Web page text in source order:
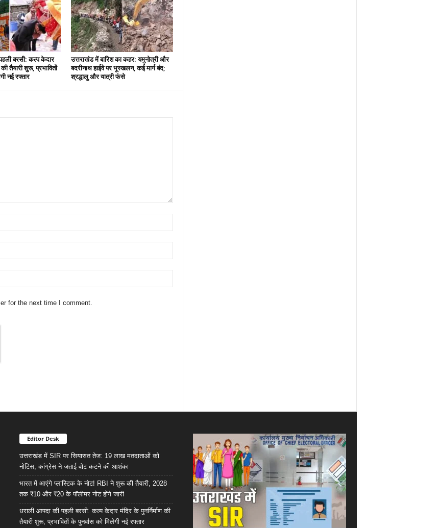
बरसी: कल्प केदार
की तैयारी शुरू, प्रभावितों
नई रफ्तार
उत्तराखंड में बारिश का कहर: यमुनोत्री और
बदरीनाथ हाईवे पर भूस्खलन, कई मार्ग बंद;
श्रद्धालु और यात्री फंसे
for the next time I comment.
Editor Desk
उत्तराखंड में SIR पर सियासत तेज: 19 लाख मतदाताओं को
नोटिस, कांग्रेस ने जताई वोट कटने की आशंका
भारत में आएंगे प्लास्टिक के नोट! RBI ने शुरू की तैयारी, 2028
तक ₹10 और ₹20 के पॉलीमर नोट होंगे जारी
धराली आपदा की पहली बरसी: कल्प केदार मंदिर के पुनर्निर्माण की
तैयारी शुरू, प्रभावितों के पुनर्वास को मिलेगी नई रफ्तार